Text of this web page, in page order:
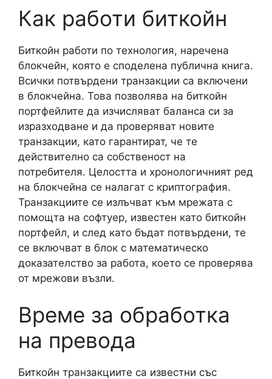
Как работи биткойн
Биткойн работи по технология, наречена
блокчейн, която е споделена публична книга.
Всички потвърдени транзакции са включени
в блокчейна. Това позволява на биткойн
портфейлите да изчисляват баланса си за
изразходване и да проверяват новите
транзакции, като гарантират, че те
действително са собственост на
потребителя. Целостта и хронологичният ред
на блокчейна се налагат с криптография.
Транзакциите се излъчват към мрежата с
помощта на софтуер, известен като биткойн
портфейл, и след като бъдат потвърдени, те
се включват в блок с математическо
доказателство за работа, което се проверява
от мрежови възли.
Време за обработка
на превода
Биткойн транзакциите са известни със